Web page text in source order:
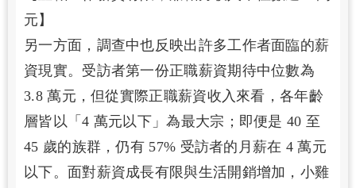
元】
另一方面，調查中也反映出許多工作者面臨的薪
資現實。受訪者第一份正職薪資期待中位數為
3.8 萬元，但從實際正職薪資收入來看，各年齡
層皆以「4 萬元以下」為最大宗；即便是 40 至
45 歲的族群，仍有 57% 受訪者的月薪在 4 萬元
以下。面對薪資成長有限與生活開銷增加，小雞